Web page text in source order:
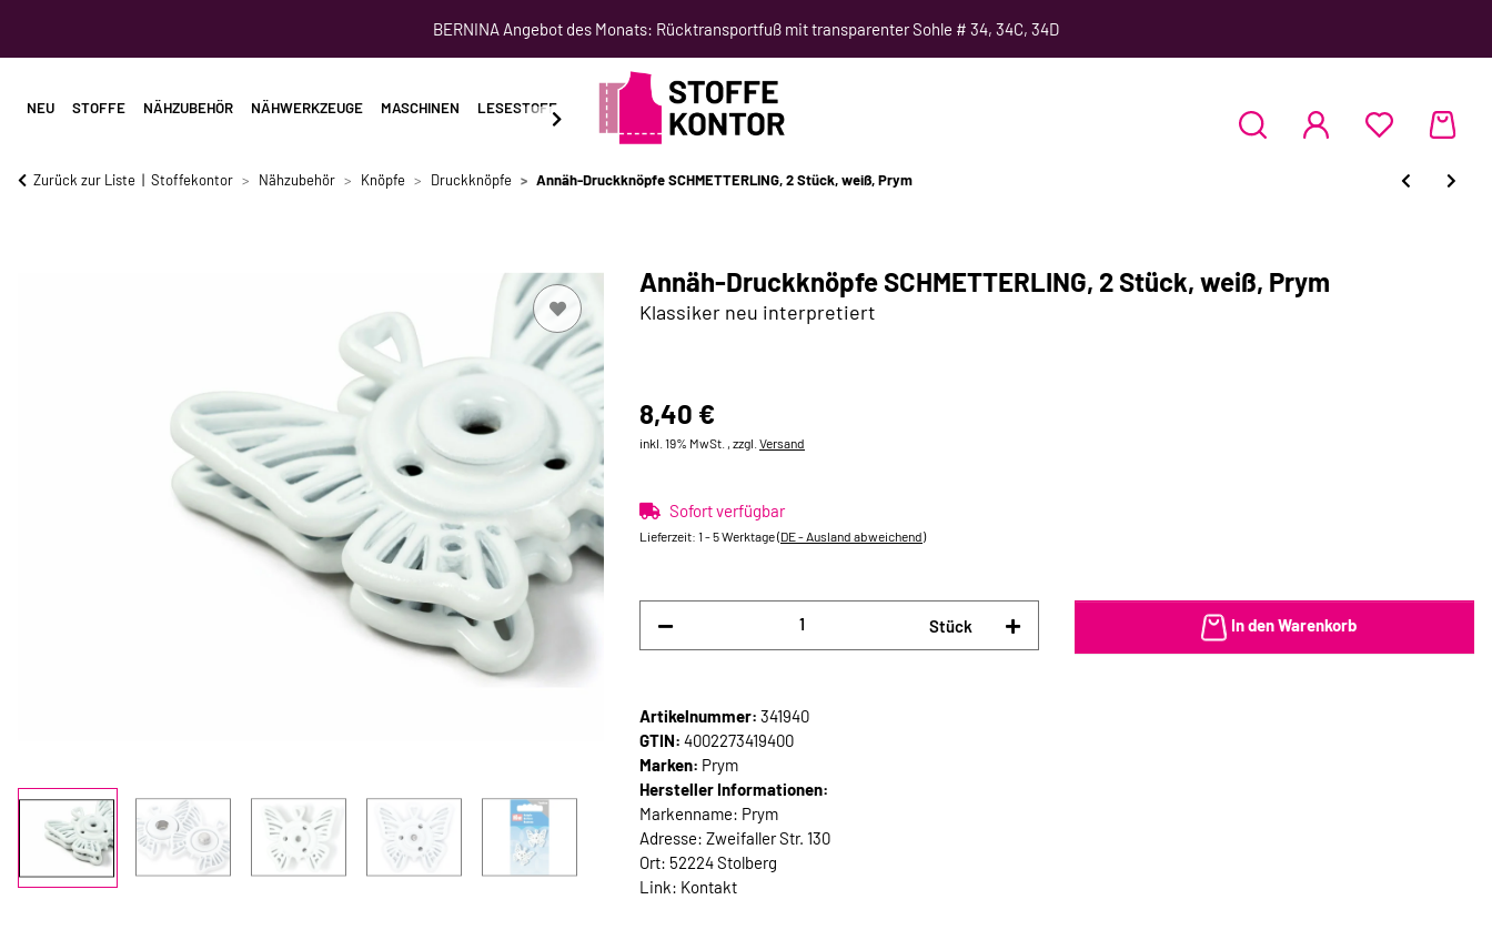
BERNINA Angebot des Monats: Rücktransportfuß mit transparenter Sohle # 34, 34C, 34D
NEU STOFFE NÄHZUBEHÖR NÄHWERKZEUGE MASCHINEN LESESTOFF SCHNITTMUSTER NÄHKURSE
Zurück zur Liste Stoffekontor Nähzubehör Knöpfe Druckknöpfe Annäh-Druckknöpfe SCHMETTERLING, 2 Stück, weiß, Prym
Annäh-Druckknöpfe SCHMETTERLING, 2 Stück, weiß, Prym
Klassiker neu interpretiert
8,40 €
inkl. 19% MwSt. , zzgl. Versand
Sofort verfügbar
Lieferzeit: 1 - 5 Werktage(DE - Ausland abweichend)
Stück In den Warenkorb
Artikelnummer: 341940
GTIN: 4002273419400
Marken: Prym
Hersteller Informationen:
Markenname: Prym
Adresse: Zweifaller Str. 130
Ort: 52224 Stolberg
Link: Kontakt